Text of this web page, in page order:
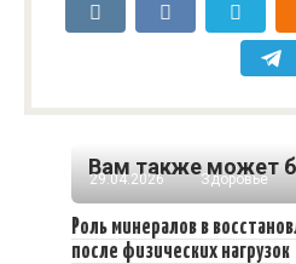
Вам также может
29.04.2026 Здоровье
Роль минералов в
после физических нагрузок